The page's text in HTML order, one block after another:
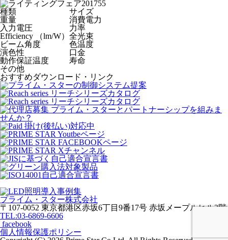
種類
サイズ
重量
消費電力
入力電圧
力率
Efficiency （lm/W） 全光束
ビーム角度
色温度
演色性
口金
動作保証温度
寿命
その他
おすすめダウンロード・リンク
プライム・スター株式会社
〒107-0052 東京都港区赤坂6丁目9番17号 赤坂メープルヒル2階
TEL:03-6869-6606
facebook
個人情報保護ポリシー